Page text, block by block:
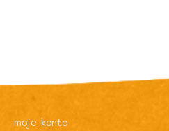
moje konto